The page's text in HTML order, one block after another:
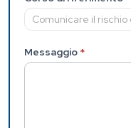
Messaggio *